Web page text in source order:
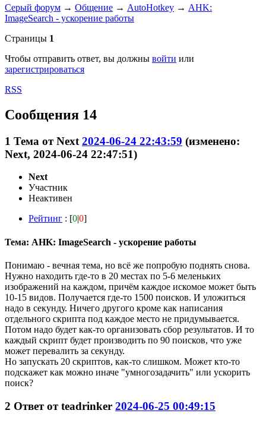
Серый форум → Общение → AutoHotkey → AHK:
ImageSearch - ускорение работы
Страницы 1
Чтобы отправить ответ, вы должны войти или
зарегистрироваться
RSS
Сообщения 14
1 Тема отNext 2024-06-24 22:43:59 (изменено:
Next, 2024-06-24 22:47:51)
Next
Участник
Неактивен
Рейтинг : [0|0]
Тема: AHK: ImageSearch - ускорение работы
Понимаю - вечная тема, но всё же попробую поднять снова.
Нужно находить где-то в 20 местах по 5-6 меленьких
изображений на каждом, причём каждое искомое может быть
10-15 видов. Получается где-то 1500 поисков. И уложиться
надо в секунду. Ничего другого кроме как написания
отдельного скрипта под каждое место не придумывается.
Потом надо будет как-то организовать сбор результатов. И то
каждый скрипт будет производить по 90 поисков, что уже
может перевалить за секунду.
Но запускать 20 скриптов, как-то слишком. Может кто-то
подскажет как можно иначе "умногозадачить" или ускорить
поиск?
2 Ответ отteadrinker 2024-06-25 00:49:15